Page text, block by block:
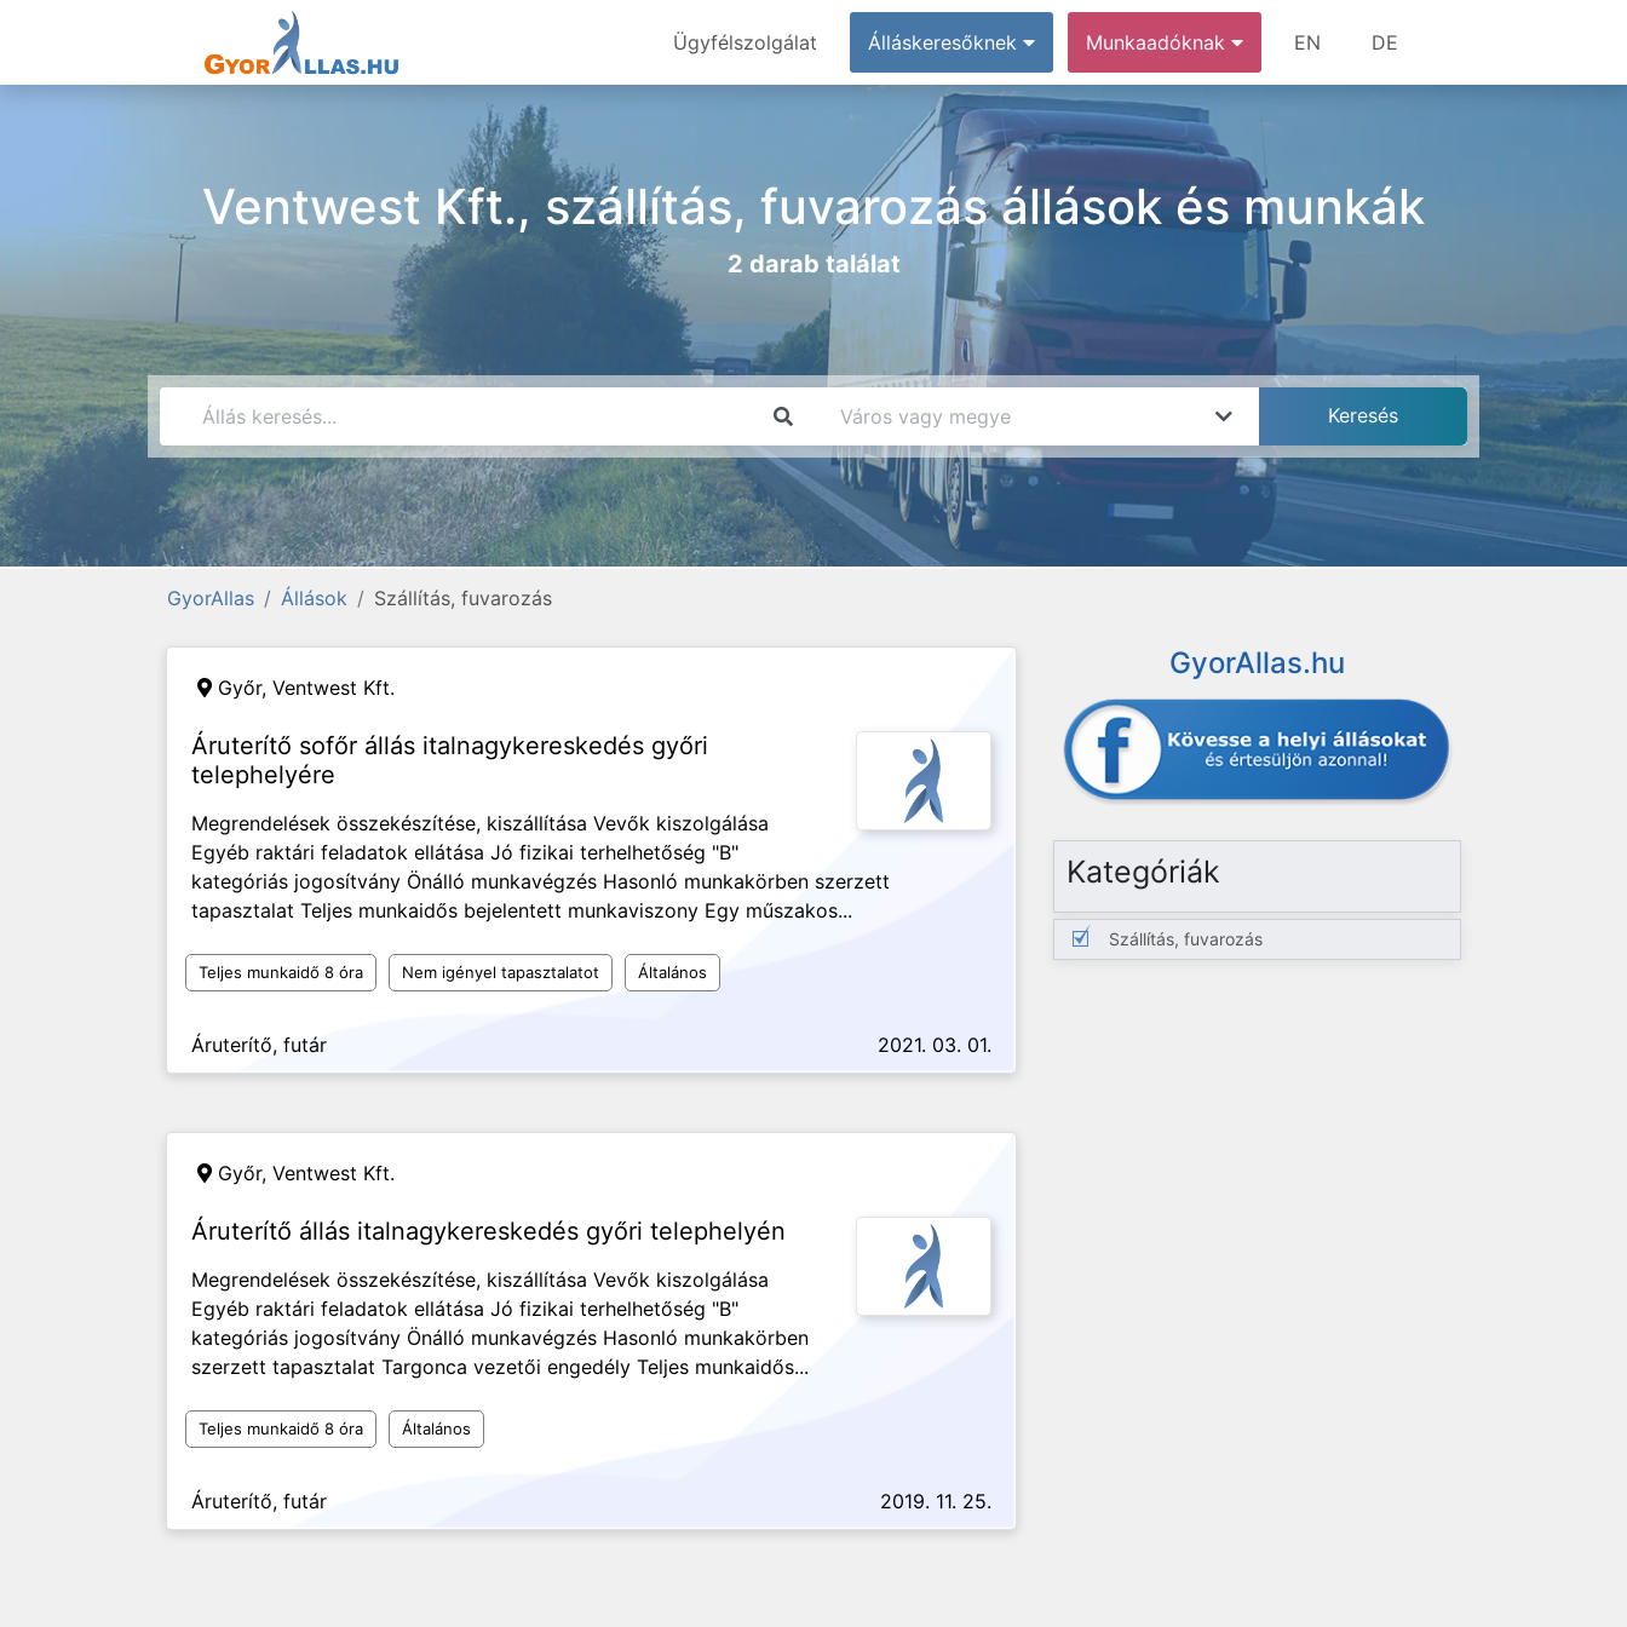
Ügyfélszolgálat Álláskeresőknek Munkaadóknak EN DE
Ventwest Kft., szállítás, fuvarozás állások és munkák
2 darab találat
GyorAllas Állások Szállítás, fuvarozás
Győr, Ventwest Kft.
Áruterítő sofőr állás italnagykereskedés győri
telephelyére
Megrendelések összekészítése, kiszállítása Vevők kiszolgálása
Egyéb raktári feladatok ellátása Jó fizikai terhelhetőség "B"
kategóriás jogosítvány Önálló munkavégzés Hasonló munkakörben szerzett
tapasztalat Teljes munkaidős bejelentett munkaviszony Egy műszakos...
Teljes munkaidő 8 óra Nem igényel tapasztalatot Általános
Áruterítő, futár 2021. 03. 01.
Győr, Ventwest Kft.
Áruterítő állás italnagykereskedés győri telephelyén
Megrendelések összekészítése, kiszállítása Vevők kiszolgálása
Egyéb raktári feladatok ellátása Jó fizikai terhelhetőség "B"
kategóriás jogosítvány Önálló munkavégzés Hasonló munkakörben
szerzett tapasztalat Targonca vezetői engedély Teljes munkaidős...
Teljes munkaidő 8 óra Általános
Áruterítő, futár 2019. 11. 25.
GyorAllas.hu
Kategóriák
Szállítás, fuvarozás